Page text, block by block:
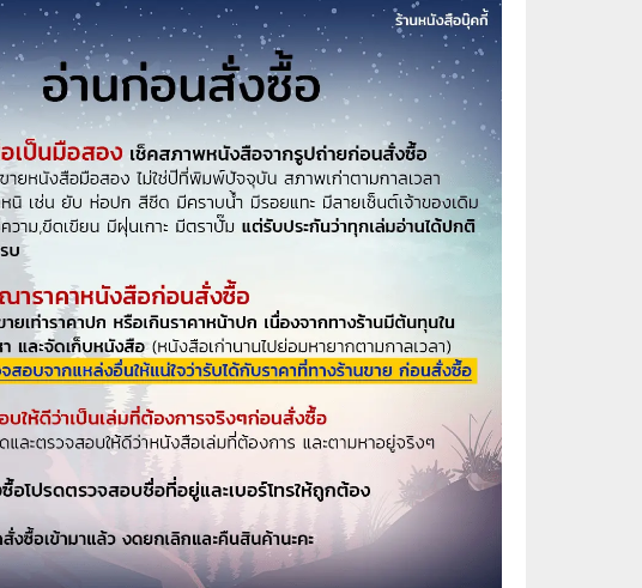
ก
กวด
💃 Hobbies and Collectibles
🖋️ Literature and Fiction
🧳 Travel Literature
⚽ Sports
🎲 Board Game
2️⃣ Used Board Game บอร์ดเกมมือ
สอง
🎉 Party
🧠 Strategy
♟️ Abstract
บอร์ดเกมแปลไทย